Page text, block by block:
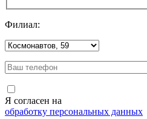
Филиал:
Я согласен на
обработку персональных данных